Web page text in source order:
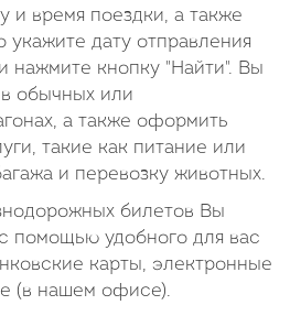
и время поездки, а также
укажите дату отправления
нажмите кнопку "Найти". Вы
обычных или
а также оформить
такие как питание или
и перевозку животных.
билетов Вы
помощью удобного для вас
карты, электронные
(в нашем офисе).
8 9 10
11
15 16 17
18
22 23
31